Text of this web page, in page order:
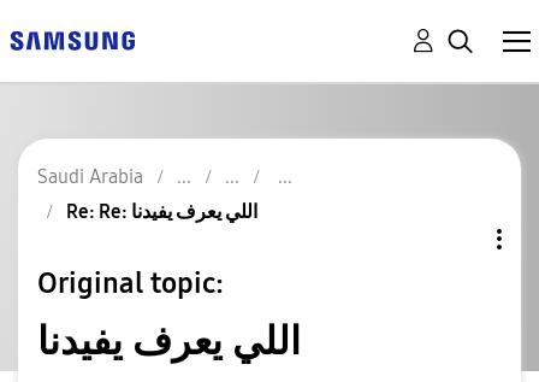
Saudi Arabia
Re: Re: اللي يعرف يفيدنا
Original topic:
اللي يعرف يفيدنا